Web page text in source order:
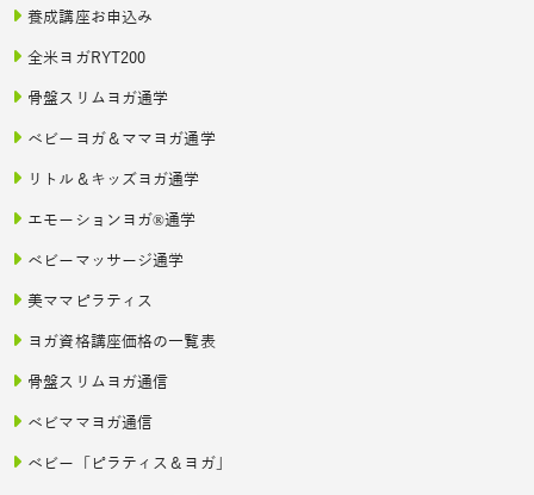
養成講座お申込み
全米ヨガRYT200
骨盤スリムヨガ通学
ベビーヨガ＆ママヨガ通学
リトル＆キッズヨガ通学
エモーションヨガ®通学
ベビーマッサージ通学
美ママピラティス
ヨガ資格講座価格の一覧表
骨盤スリムヨガ通信
ベビママヨガ通信
ベビー「ピラティス＆ヨガ」